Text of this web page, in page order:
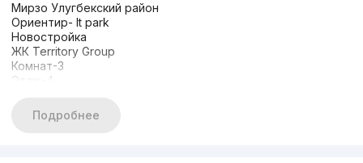
Мирзо Улугбекский район
Ориентир- It park
Новостройка
ЖК Territory Group
Комнат-3
Этаж-4
Площадь-77 кв.м
Состояние-с ремонтом
Подробнее